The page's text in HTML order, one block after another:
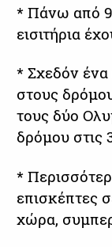
* Πάνω από
εισιτήρια
* Σχεδόν
στους
τους δύο
δρόμου στις
*
επισκέπτες
χώρα,